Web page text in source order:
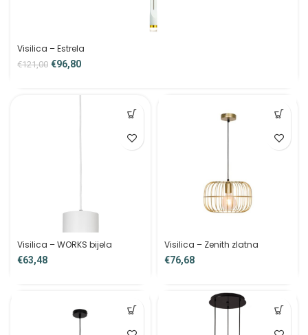
Visilica – Estrela
€121,00 €96,80
Visilica – WORKS bijela
€
Visilica – Zenith zlatna
€